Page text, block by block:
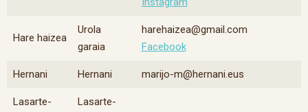
Hare haizea
Urola
garaia
harehaizea@gmail.com
Facebook
Hernani Hernani marijo-m@hernani.eus
Lasarte-
Lasarte-